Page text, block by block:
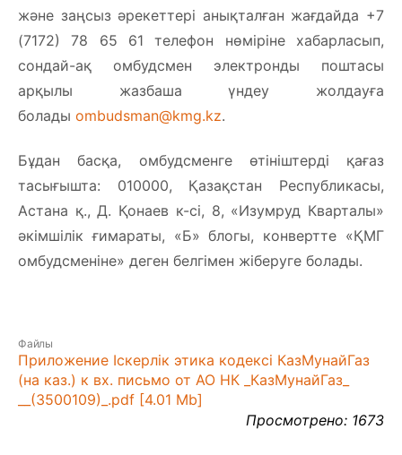
және заңсыз әрекеттері анықталған жағдайда +7
(7172) 78 65 61 телефон нөміріне хабарласып,
сондай-ақ омбудсмен электронды поштасы
арқылы жазбаша үндеу жолдауға
болады ombudsman@kmg.kz.
Бұдан басқа, омбудсменге өтініштерді қағаз
тасығышта: 010000, Қазақстан Республикасы,
Астана қ., Д. Қонаев к-сі, 8, «Изумруд Кварталы»
әкімшілік ғимараты, «Б» блогы, конвертте «ҚМГ
омбудсменіне» деген белгімен жіберуге болады.
Файлы
Приложение Іскерлік этика кодексі КазМунайГаз
(на каз.) к вх. письмо от АО НК _КазМунайГаз_
__(3500109)_.pdf [4.01 Mb]
Просмотрено: 1673